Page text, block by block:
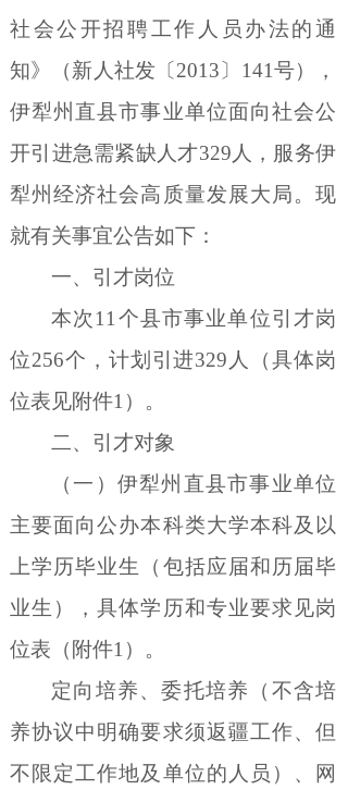
社会公开招聘工作人员办法的通
知》 （新人社发〔 2013 〕 141号），
伊犁州直县市事业单位面向社会公
开引进急需紧缺人才329 人 ，服务伊
犁州经济社会高质量发展大局。 现
就有关事宜公告如下：
一、引才岗位
本次11 个县市事业单位引才岗
位256个，计划引进329 人（具体岗
位表见附件1 ）。
二、引才对象
（一）伊犁州直县市事业单位
主要面向公办本科类大学本科及以
上学历毕业生（包括应届和历届毕
业生），具体学历和专业要求见岗
位表（附件1 ）。
定向培养、委托培养（不含培
养协议中明确要求须返疆工作、但
不限定工作地及单位的人员）、网